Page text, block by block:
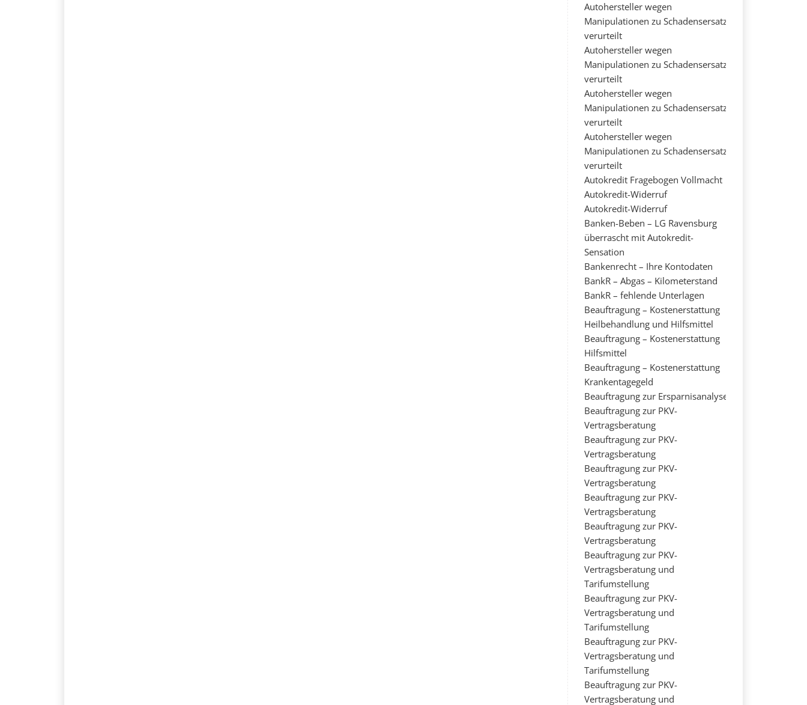
Autohersteller wegen
Manipulationen zu Schadensersatz
verurteilt
Autohersteller wegen
Manipulationen zu Schadensersatz
verurteilt
Autohersteller wegen
Manipulationen zu Schadensersatz
verurteilt
Autohersteller wegen
Manipulationen zu Schadensersatz
verurteilt
Autokredit Fragebogen Vollmacht
Autokredit-Widerruf
Autokredit-Widerruf
Banken-Beben – LG Ravensburg
überrascht mit Autokredit-
Sensation
Bankenrecht – Ihre Kontodaten
BankR – Abgas – Kilometerstand
BankR – fehlende Unterlagen
Beauftragung – Kostenerstattung
Heilbehandlung und Hilfsmittel
Beauftragung – Kostenerstattung
Hilfsmittel
Beauftragung – Kostenerstattung
Krankentagegeld
Beauftragung zur Ersparnisanalyse
Beauftragung zur PKV-
Vertragsberatung
Beauftragung zur PKV-
Vertragsberatung
Beauftragung zur PKV-
Vertragsberatung
Beauftragung zur PKV-
Vertragsberatung
Beauftragung zur PKV-
Vertragsberatung
Beauftragung zur PKV-
Vertragsberatung und
Tarifumstellung
Beauftragung zur PKV-
Vertragsberatung und
Tarifumstellung
Beauftragung zur PKV-
Vertragsberatung und
Tarifumstellung
Beauftragung zur PKV-
Vertragsberatung und